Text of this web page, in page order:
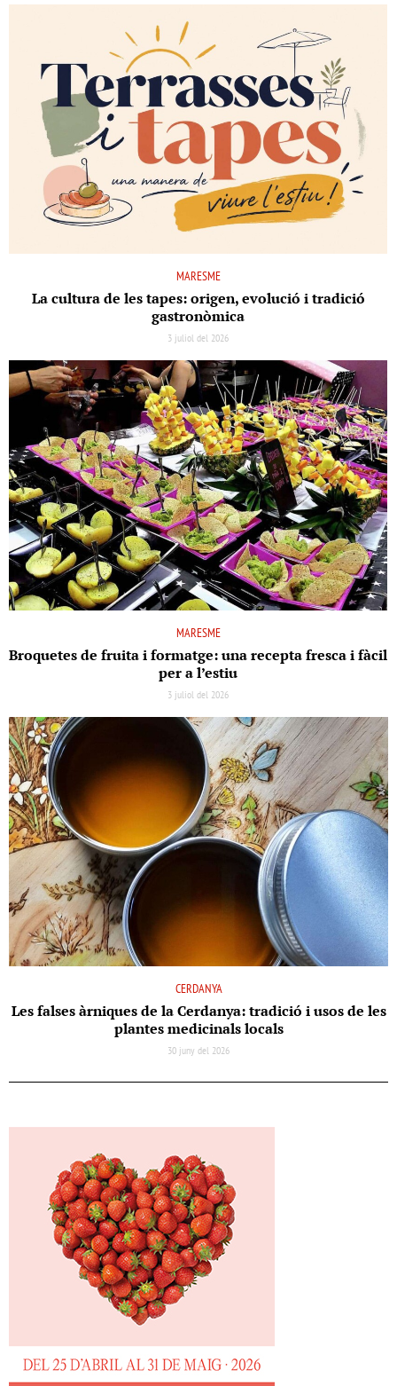
MARESME
La cultura de les tapes: origen, evolució i tradició
gastronòmica
3 juliol del 2026
MARESME
Broquetes de fruita i formatge: una recepta fresca i fàcil
per a l’estiu
3 juliol del 2026
CERDANYA
Les falses àrniques de la Cerdanya: tradició i usos de les
plantes medicinals locals
30 juny del 2026